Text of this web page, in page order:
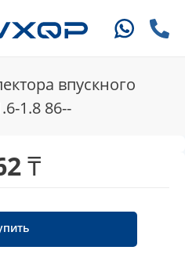
впускного
1.8 86--
₸